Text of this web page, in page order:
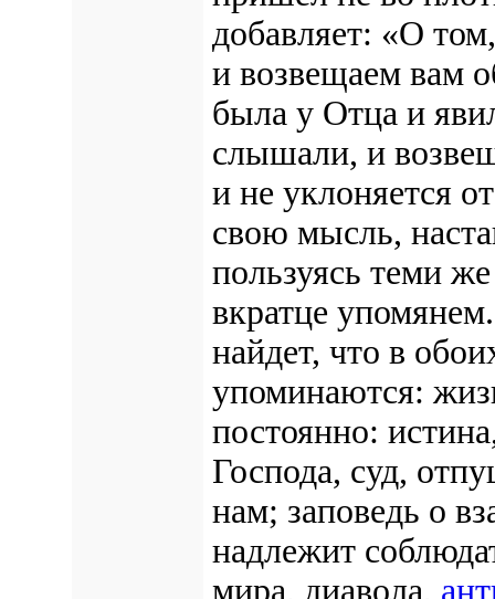
добавляет: «О
и возвещаем вам
была у Отца и
слышали, и
и не уклоняется
свою мысль,
пользуясь теми
вкратце
найдет, что в
упоминаются:
постоянно:
Господа, суд,
нам; заповедь о
надлежит
мира, диавола,